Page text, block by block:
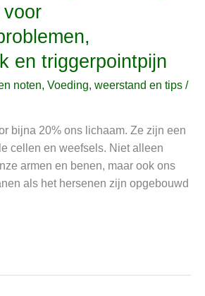
en triggerpointpijn
noten, Voeding, weerstand en tips /
bijna 20% ons lichaam. Ze zijn een
cellen en weefsels. Niet alleen
armen en benen, maar ook ons
als het hersenen zijn opgebouwd